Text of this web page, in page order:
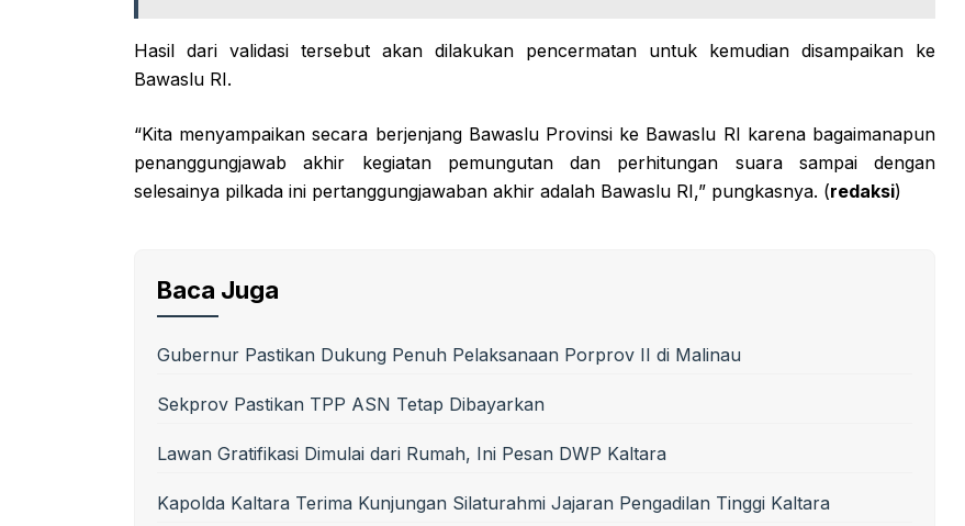
Hasil dari validasi tersebut akan dilakukan pencermatan untuk kemudian disampaikan ke
Bawaslu RI.
“Kita menyampaikan secara berjenjang Bawaslu Provinsi ke Bawaslu RI karena bagaimanapun
penanggungjawab akhir kegiatan pemungutan dan perhitungan suara sampai dengan
selesainya pilkada ini pertanggungjawaban akhir adalah Bawaslu RI,” pungkasnya. (redaksi)
Baca Juga
Gubernur Pastikan Dukung Penuh Pelaksanaan Porprov II di Malinau
Sekprov Pastikan TPP ASN Tetap Dibayarkan
Lawan Gratifikasi Dimulai dari Rumah, Ini Pesan DWP Kaltara
Kapolda Kaltara Terima Kunjungan Silaturahmi Jajaran Pengadilan Tinggi Kaltara